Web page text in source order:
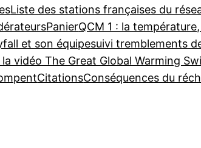
Liste des stations françaises du
PanierQCM 1 : la
et son équipesuivi tremblements
vidéo The Great Global Warming
CitationsConséquences du